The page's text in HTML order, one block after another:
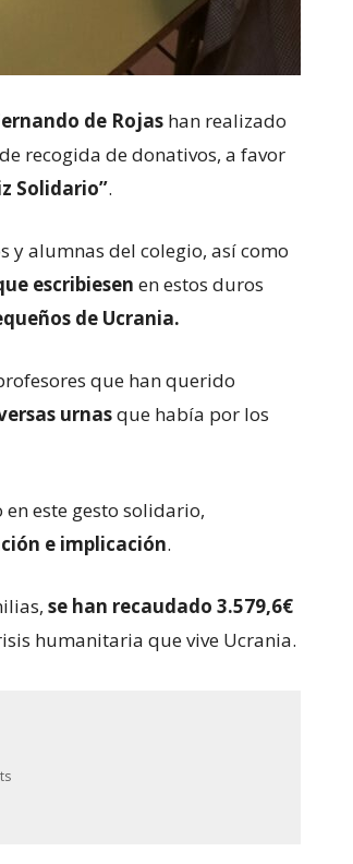
de Rojas han realizado
recogida de donativos, a favor
Solidario”.
y alumnas del colegio, así como
escribiesen en estos duros
de Ucrania.
que han querido
urnasque había por los
este gesto solidario,
e implicación.
se han recaudado 3.579,6€
humanitaria que vive Ucrania.